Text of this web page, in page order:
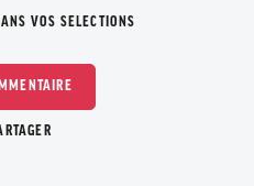
VOS SELECTIONS